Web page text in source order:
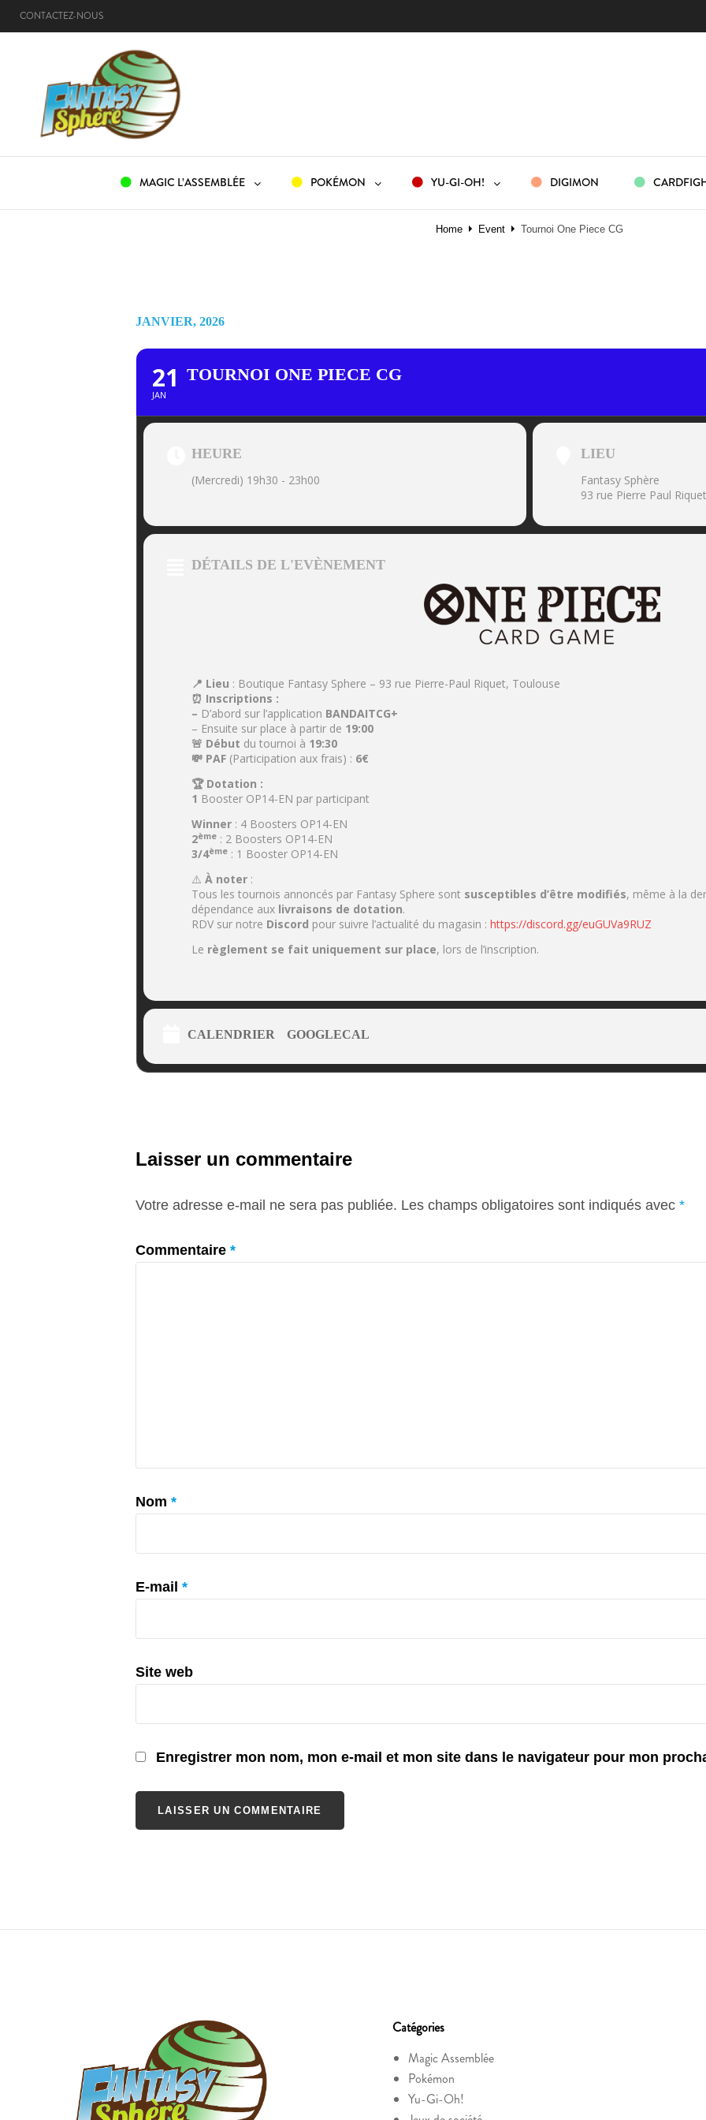
CONTACTEZ-NOUS
MAGIC L’ASSEMBLÉE POKÉMON YU-GI-OH! DIGIMON
Home Event Tournoi One Piece CG
JANVIER, 2026
21
JAN
TOURNOI ONE PIECE CG
HEURE
(Mercredi) 19h30 - 23h00
LIEU
Fantasy Sphère
93 rue Pierre Paul
DÉTAILS DE L'EVÈNEMENT
📍 Lieu : Boutique Fantasy Sphere – 93 rue Pierre-Paul Riquet, Toulouse
⏰ Inscriptions :
– D’abord sur l’application BANDAITCG+
– Ensuite sur place à partir de 19:00
🚨 Début du tournoi à 19:30
💸 PAF (Participation aux frais) : 6€
🏆 Dotation :
1 Booster OP14-EN par participant
Winner : 4 Boosters OP14-EN
2ème : 2 Boosters OP14-EN
3/4ème : 1 Booster OP14-EN
⚠️ À noter :
Tous les tournois annoncés par Fantasy Sphere sont susceptibles d’être modifiés, même à la
dépendance aux livraisons de dotation.
RDV sur notre Discord pour suivre l’actualité du magasin : https://discord.gg/euGUVa9RUZ
Le règlement se fait uniquement sur place, lors de l’inscription.
CALENDRIER GOOGLECAL
Laisser un commentaire
Votre adresse e-mail ne sera pas publiée. Les champs obligatoires sont indiqués avec *
Commentaire *
Nom *
E-mail *
Site web
Enregistrer mon nom, mon e-mail et mon site dans le navigateur pour mon
Catégories
Magic Assemblée
Pokémon
Yu-Gi-Oh!